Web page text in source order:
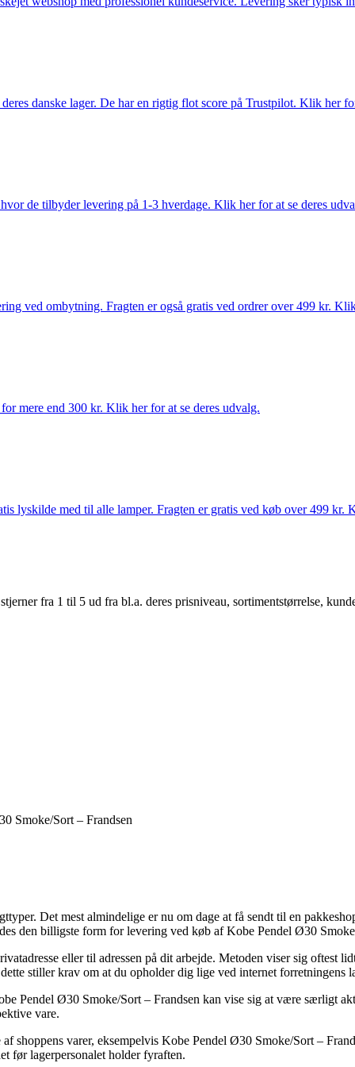
danske lager. De har en rigtig flot score på Trustpilot. Klik her
de tilbyder levering på 1-3 hverdage. Klik her for at se deres
ved ombytning. Fragten er også gratis ved ordrer over 499 kr.
mere end 300 kr. Klik her for at se deres udvalg.
lyskilde med til alle lamper. Fragten er gratis ved køb over 499 kr.
fra 1 til 5 ud fra bl.a. deres prisniveau, sortimentstørrelse,
Smoke/Sort – Frandsen
Det mest almindelige er nu om dage at få sendt til en
den billigste form for levering ved køb af Kobe Pendel Ø30
eller til adressen på dit arbejde. Metoden viser sig oftest
stiller krav om at du opholder dig lige ved internet forretningens
Pendel Ø30 Smoke/Sort – Frandsen kan vise sig at være særligt
vare.
shoppens varer, eksempelvis Kobe Pendel Ø30 Smoke/Sort –
før lagerpersonalet holder fyraften.